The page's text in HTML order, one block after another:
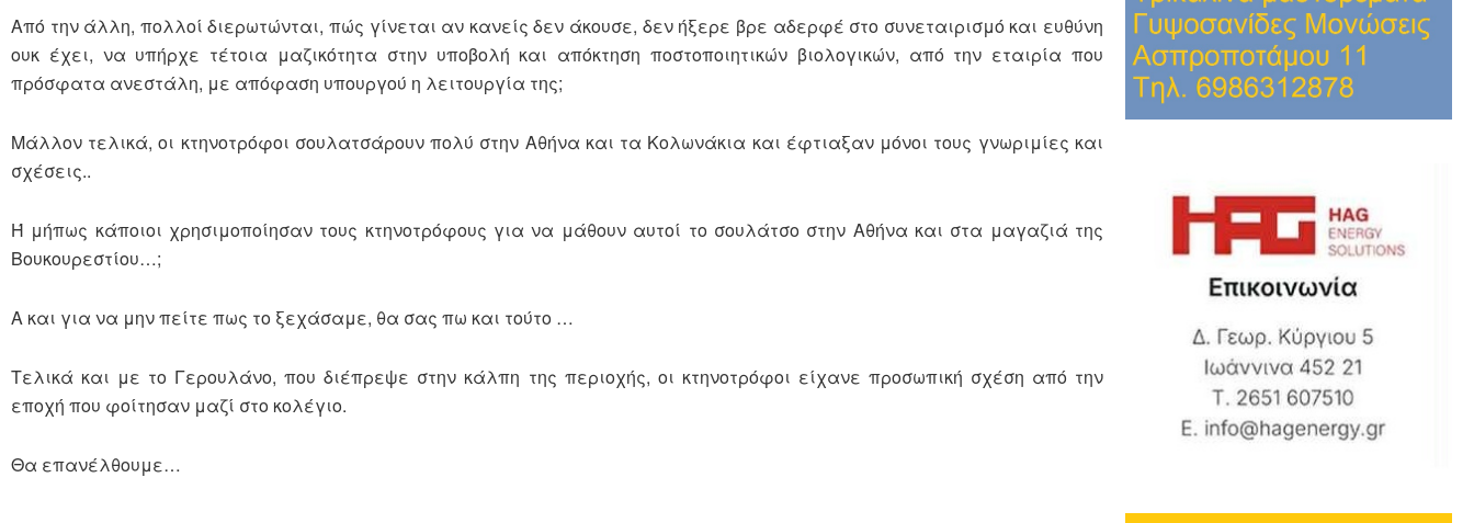
Από την άλλη, πολλοί διερωτώνται, πώς γίνεται αν κανείς δεν άκουσε, δεν ήξερε βρε αδερφέ στο συνεταιρισμό και ευθύνη
ουκ έχει, να υπήρχε τέτοια μαζικότητα στην υποβολή και απόκτηση ποστοποιητικών βιολογικών, από την εταιρία που
πρόσφατα ανεστάλη, με απόφαση υπουργού η λειτουργία της;
Μάλλον τελικά, οι κτηνοτρόφοι σουλατσάρουν πολύ στην Αθήνα και τα Κολωνάκια και έφτιαξαν μόνοι τους γνωριμίες και
σχέσεις..
Ή μήπως κάποιοι χρησιμοποίησαν τους κτηνοτρόφους για να μάθουν αυτοί το σουλάτσο στην Αθήνα και στα μαγαζιά της
Βουκουρεστίου…;
Α και για να μην πείτε πως το ξεχάσαμε, θα σας πω και τούτο …
Τελικά και με το Γερουλάνο, που διέπρεψε στην κάλπη της περιοχής, οι κτηνοτρόφοι είχανε προσωπική σχέση από την
εποχή που φοίτησαν μαζί στο κολέγιο.
Θα επανέλθουμε…